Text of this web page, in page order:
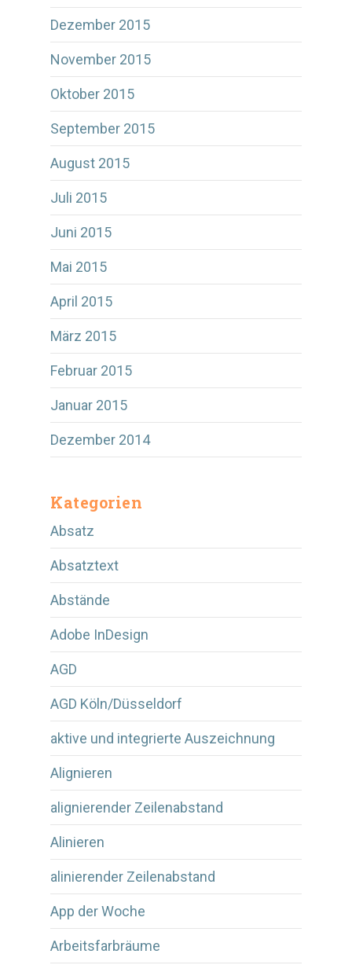
Dezember 2015
November 2015
Oktober 2015
September 2015
August 2015
Juli 2015
Juni 2015
Mai 2015
April 2015
März 2015
Februar 2015
Januar 2015
Dezember 2014
Kategorien
Absatz
Absatztext
Abstände
Adobe InDesign
AGD
AGD Köln/Düsseldorf
aktive und integrierte Auszeichnung
Alignieren
alignierender Zeilenabstand
Alinieren
alinierender Zeilenabstand
App der Woche
Arbeitsfarbräume